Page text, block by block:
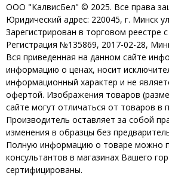
ООО "КалвисБел" © 2025. Все права
Юридический адрес: 220045, г. Минск
Зарегистрирован в торговом реестре
Регистрация №135869, 2017-02-28,
Вся приведенная на данном сайте
информацию о ценах, носит
информационный характер и не
офертой. Изображения товаров
сайте могут отличаться от товаров в
Производитель оставляет за собой
изменения в образцы без
Полную информацию о товаре можно
консультантов в магазинах Вашего
сертифицированы.